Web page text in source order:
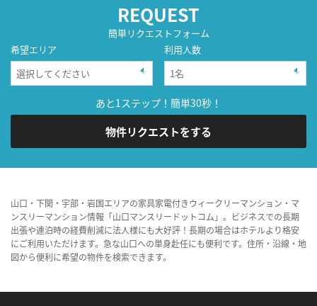
REQUEST
簡単リクエストフォーム
希望エリア
利用人数
あと1ステップ！簡単30秒！
物件リクエストをする
山口・下関・宇部・岩国エリアの家具家電付きウィークリーマンション・マ
ンスリーマンション情報「山口マンスリードットコム」。ビジネスでの長期
出張や連泊時の経費削減に法人様にも大好評！長期の場合はホテルより格安
にご利用いただけます。急な山口への単身赴任にも便利です。住所・沿線・地
図から便利に希望の物件を検索できます。